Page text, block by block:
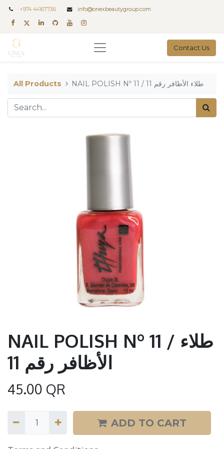
+974 44167736 info@onexbeautygroup.com
Contact Us
All Products NAIL POLISH Nº 11 / طلاء الأظافر رقم 11
NAIL POLISH Nº 11 / طلاء
الأظافر رقم 11
45.00 QR
ADD TO CART